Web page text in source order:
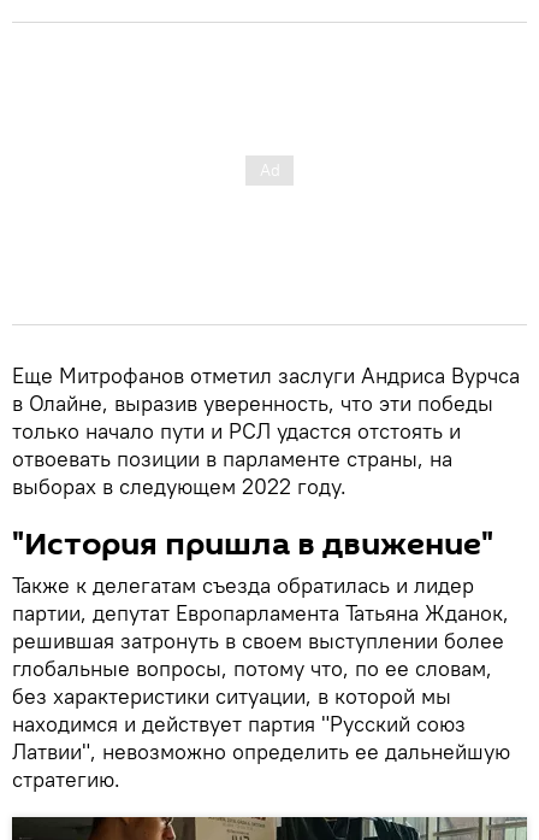
Еще Митрофанов отметил заслуги Андриса Вурчса
в Олайне, выразив уверенность, что эти победы
только начало пути и РСЛ удастся отстоять и
отвоевать позиции в парламенте страны, на
выборах в следующем 2022 году.
"История пришла в движение"
Также к делегатам съезда обратилась и лидер
партии, депутат Европарламента Татьяна Жданок,
решившая затронуть в своем выступлении более
глобальные вопросы, потому что, по ее словам,
без характеристики ситуации, в которой мы
находимся и действует партия "Русский союз
Латвии", невозможно определить ее дальнейшую
стратегию.